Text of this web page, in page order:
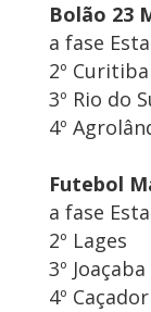
Bolão 23
a fase
2º
3º Rio do
4º
Futebol
a fase
2º Lages
3º Joaçaba
4º Caçador